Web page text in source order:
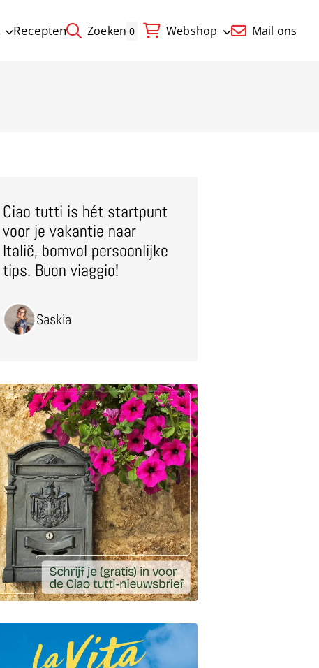
Recepten Zoeken 0 Webshop Mail ons
Ciao tutti is hét startpunt
voor je vakantie naar
Italië, bomvol persoonlijke
tips. Buon viaggio!
Saskia